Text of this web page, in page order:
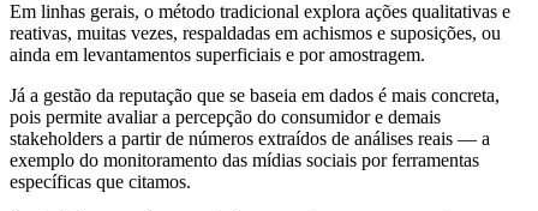
Em linhas gerais, o método tradicional explora ações qualitativas e
reativas, muitas vezes, respaldadas em achismos e suposições, ou
ainda em levantamentos superficiais e por amostragem.
Já a gestão da reputação que se baseia em dados é mais concreta,
pois permite avaliar a percepção do consumidor e demais
stakeholders a partir de números extraídos de análises reais — a
exemplo do monitoramento das mídias sociais por ferramentas
específicas que citamos.